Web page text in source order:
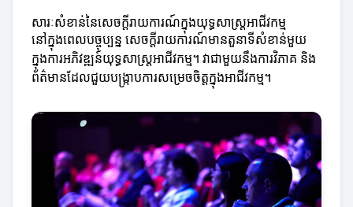
សារៈសំខាន់នៃសេចក្តីរាយការណ៍ក្នុងយុទ្ធសាស្ត្រអាជីវកម្ម
នៅក្នុងពេលបច្ចុប្បន្ន សេចក្តីរាយការណ៍មានតួនាទីសំខាន់មួយ
ក្នុងការអភិវឌ្ឍន៍យុទ្ធសាស្ត្រអាជីវកម្ម។ វាជាមួយនឹងការវិភាគ និង
ព័ត៌មានដែលជួយបង្រ្កាបការសម្រេចចិត្តក្នុងអាជីវកម្ម។